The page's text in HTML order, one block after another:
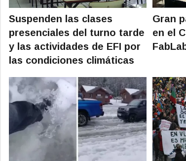
Suspenden las clases
presenciales del turno tarde
y las actividades de EFI por
las condiciones climáticas
Gran
en el